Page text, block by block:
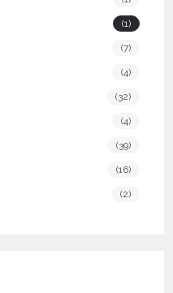
(1)
(7)
(4)
(32)
(4)
(39)
(16)
(2)